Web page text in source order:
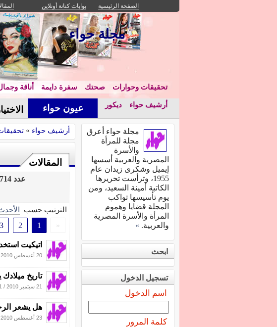
الصفحة الرئيسية بوابات كنانة أونلاين
مجلة حواء
تحقيقات وحوارات صحتك سفرة دايمة أناقة
أرشيف حواء ديكور عيون حواء
أرشيف حواء »
المقالات
عدد 714 مقال تحت قسم
الترتيب حسب
«
1
2
3
اتيكيت
20 أغسطس 2010
تاريخ
21 سبتمبر 2010 /
هل يشعر
23 أغسطس 2010
مجلة حواء أعرق
مجلة للمرأة
والأسرة
المصرية والعربية أسسها
إيميل وشكرى زيدان عام
1955، وترأست تحريرها
الكاتبة أمينة السعيد، ومن
يوم تأسيسها تواكب
المجلة قضايا وهموم
المرأة والأسرة المصرية
والعربية. »
ابحث
تسجيل الدخول
اسم الدخول
كلمة المرور